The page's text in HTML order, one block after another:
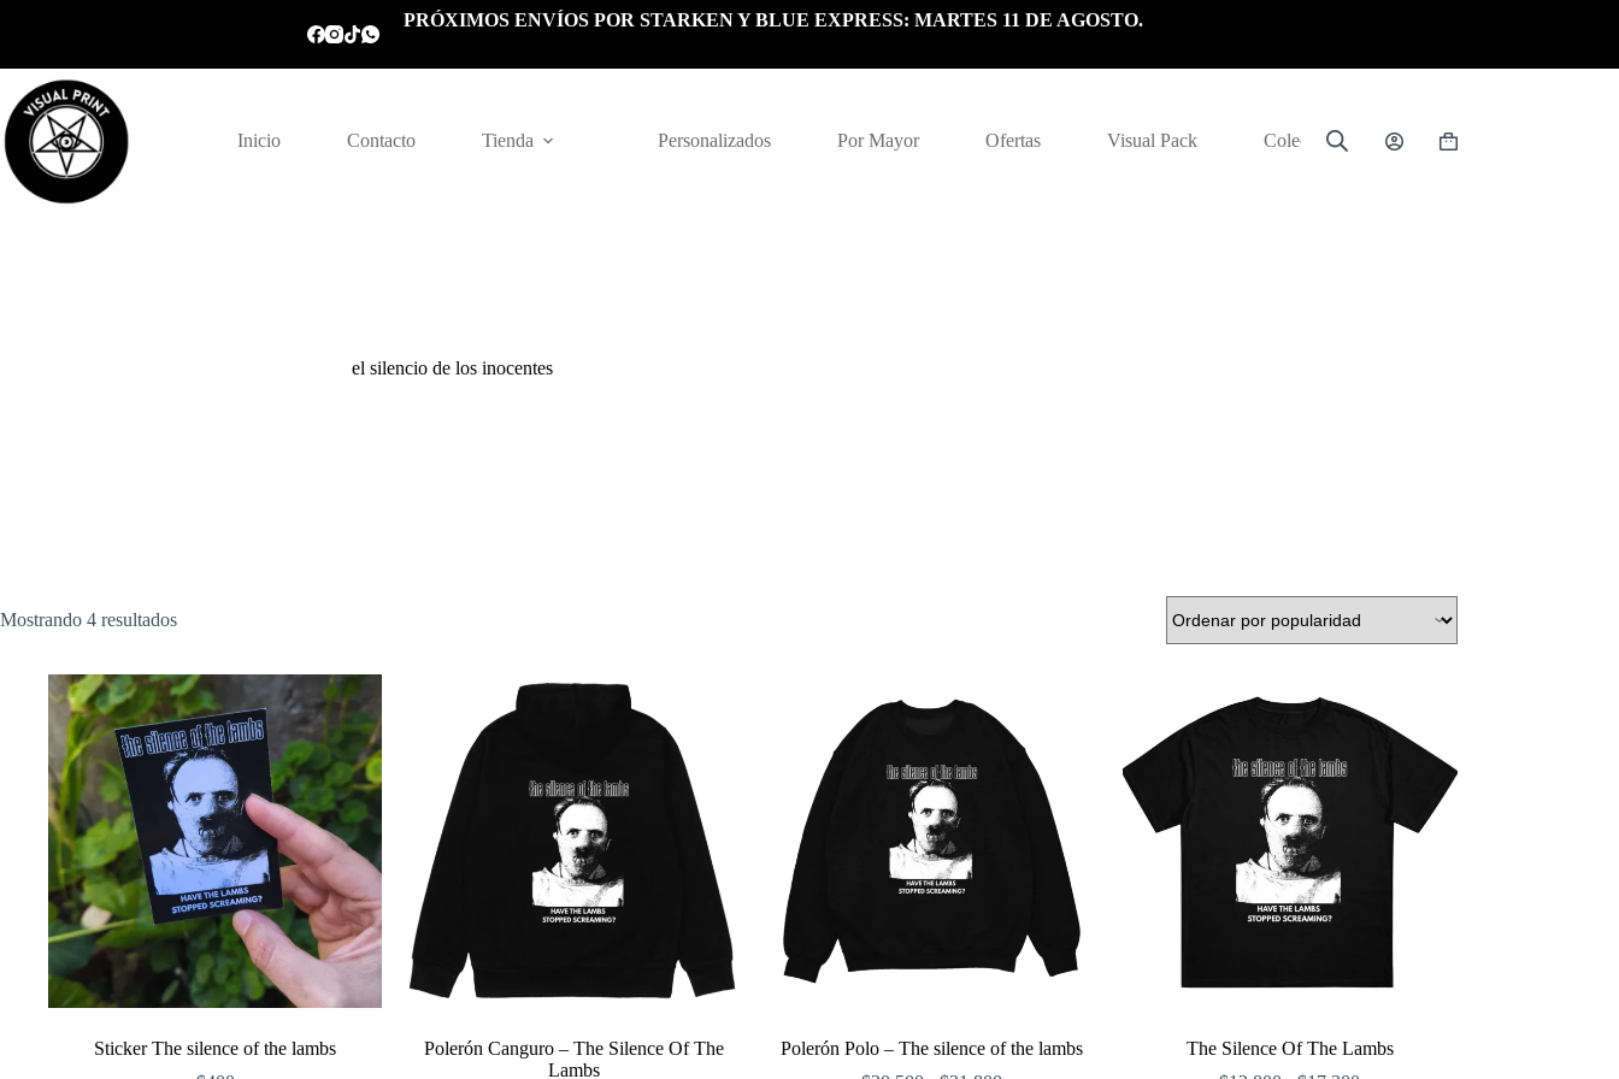
PRÓXIMOS ENVÍOS POR STARKEN Y BLUE EXPRESS: MARTES 11 DE AGOSTO.
Inicio Contacto Tienda Personalizados Por Mayor Ofertas Visual Pack Colección
Carrito
el silencio de los inocentes
Mostrando 4 resultadosOrdenado
Sticker The silence of the lambs
Polerón Canguro – The Silence Of The
Lambs
Polerón Polo – The silence of the lambs
The Silence Of The Lambs